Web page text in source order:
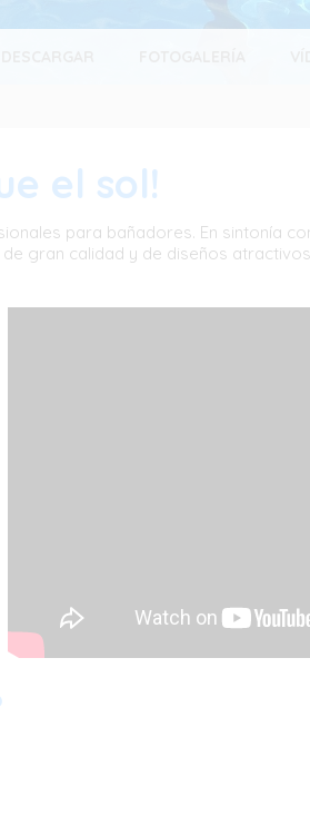
el sol!
para bañadores. En sintonía
gran calidad y de diseños